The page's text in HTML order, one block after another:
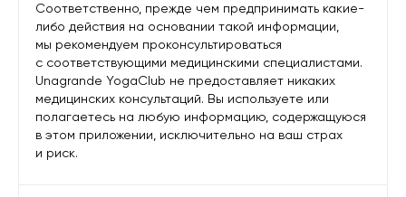
Соответственно, прежде чем предпринимать какие-
либо действия на основании такой информации,
мы рекомендуем проконсультироваться
с соответствующими медицинскими специалистами.
Unagrande YogaClub не предоставляет никаких
медицинских консультаций. Вы используете или
полагаетесь на любую информацию, содержащуюся
в этом приложении, исключительно на ваш страх
и риск.